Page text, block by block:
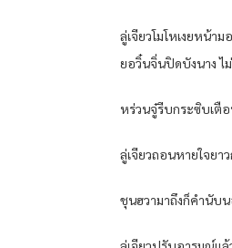
ลู่เจียวโมโหเงยหน้
ยอวิ๋นจิ่นปิดบังนาง ไม่
หร่วนจู๋รีบกระซิบเตื
ลู่เจียวถอนหายใจย
ชุนฮวามาถึงก็คำนับ